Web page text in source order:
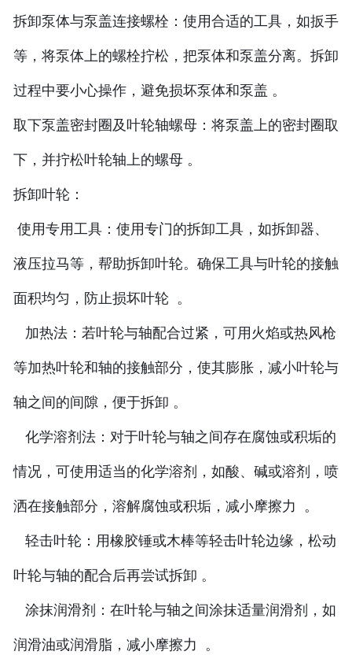
拆卸泵体与泵盖连接螺栓：使用合适的工具，如扳手
等，将泵体上的螺栓拧松，把泵体和泵盖分离。拆卸
过程中要小心操作，避免损坏泵体和泵盖 。
取下泵盖密封圈及叶轮轴螺母：将泵盖上的密封圈取
下，并拧松叶轮轴上的螺母 。
拆卸叶轮：
使用专用工具：使用专门的拆卸工具，如拆卸器、
液压拉马等，帮助拆卸叶轮。确保工具与叶轮的接触
面积均匀，防止损坏叶轮 。
加热法：若叶轮与轴配合过紧，可用火焰或热风枪
等加热叶轮和轴的接触部分，使其膨胀，减小叶轮与
轴之间的间隙，便于拆卸 。
化学溶剂法：对于叶轮与轴之间存在腐蚀或积垢的
情况，可使用适当的化学溶剂，如酸、碱或溶剂，喷
洒在接触部分，溶解腐蚀或积垢，减小摩擦力 。
轻击叶轮：用橡胶锤或木棒等轻击叶轮边缘，松动
叶轮与轴的配合后再尝试拆卸 。
涂抹润滑剂：在叶轮与轴之间涂抹适量润滑剂，如
润滑油或润滑脂，减小摩擦力 。